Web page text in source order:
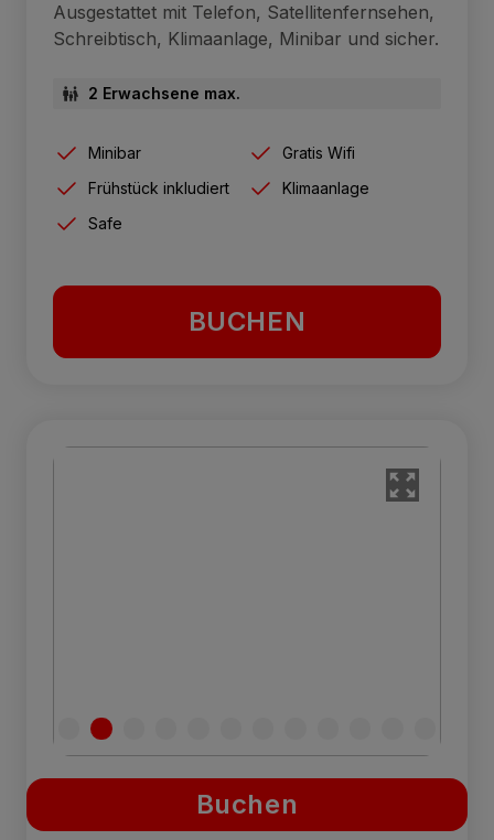
Buchen
Ausgestattet mit Telefon, Satellitenfernsehen,
Schreibtisch, Klimaanlage, Minibar und sicher.
2 Erwachsene max.
Minibar
Gratis Wifi
Frühstück inkludiert
Klimaanlage
Safe
BUCHEN
Superior Deluxe Zimmer